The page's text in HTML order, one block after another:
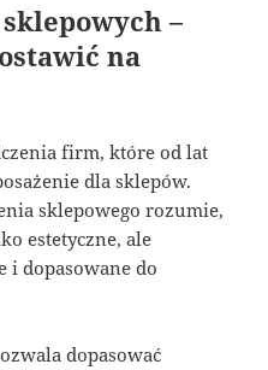
–
na
firm, które od lat
dla sklepów.
sklepowego rozumie,
estetyczne, ale
i dopasowane do
dopasować